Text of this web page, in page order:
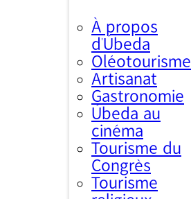
À propos
d’Úbeda
Oléotourisme
Artisanat
Gastronomie
Úbeda au
cinéma
Tourisme du
Congrès
Tourisme